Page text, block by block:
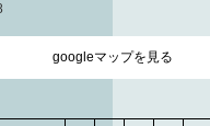
googleマップを見る